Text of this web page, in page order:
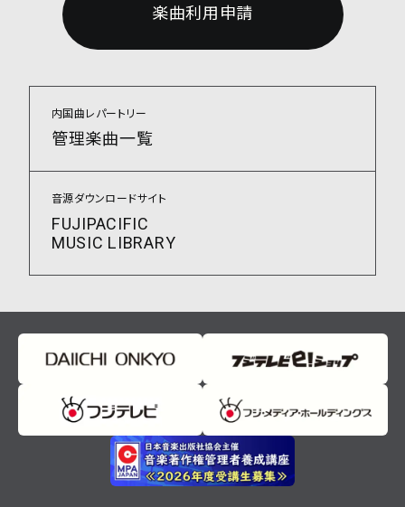
楽曲利用申請
内国曲レパートリー
管理楽曲一覧
音源ダウンロードサイト
FUJIPACIFIC
MUSIC LIBRARY